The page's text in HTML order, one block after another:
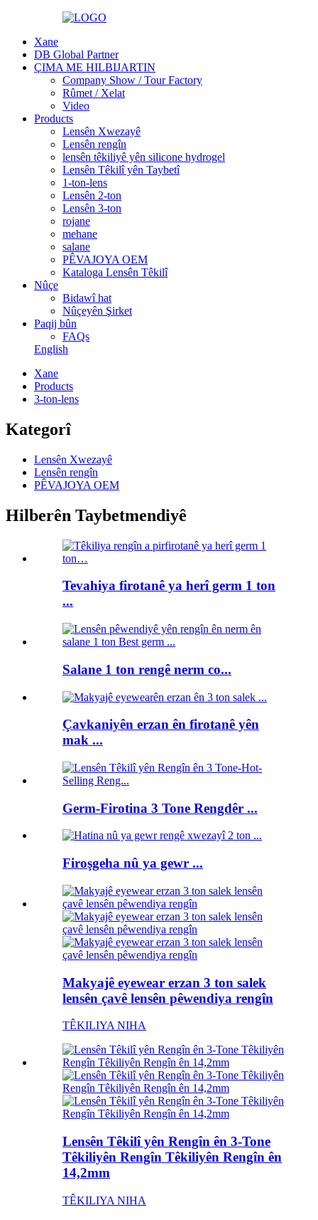
Xane
DB Global Partner
ÇIMA ME HILBIJARTIN
Company Show / Tour Factory
Rûmet / Xelat
Video
Products
Lensên Xwezayê
Lensên rengîn
lensên têkiliyê yên silicone hydrogel
Lensên Têkilî yên Taybetî
1-ton-lens
Lensên 2-ton
Lensên 3-ton
rojane
mehane
salane
PÊVAJOYA OEM
Kataloga Lensên Têkilî
Nûçe
Bidawî hat
Nûçeyên Şirket
Paqij bûn
FAQs
English
Xane
Products
3-ton-lens
Kategorî
Lensên Xwezayê
Lensên rengîn
PÊVAJOYA OEM
Hilberên Taybetmendiyê
Tevahiya firotanê ya herî germ 1 ton
...
Salane 1 ton rengê nerm co...
Çavkaniyên erzan ên firotanê yên
mak ...
Germ-Firotina 3 Tone Rengdêr ...
Firoşgeha nû ya gewr ...
Makyajê eyewear erzan 3 ton salek
lensên çavê lensên pêwendiya rengîn
TÊKILIYA NIHA
Lensên Têkilî yên Rengîn ên 3-Tone
Têkiliyên Rengîn Têkiliyên Rengîn ên
14,2mm
TÊKILIYA NIHA